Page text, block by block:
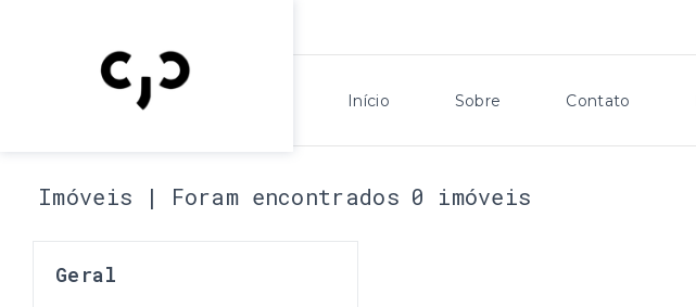
Início Sobre Contato
Imóveis | Foram encontrados 0 imóveis
Geral